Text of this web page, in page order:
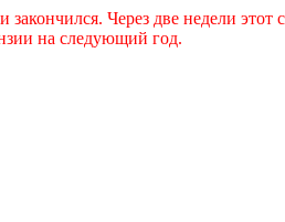
Через две недели
на следующий год.